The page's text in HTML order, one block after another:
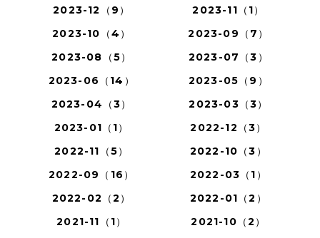
2023-12（9）
2023-11（1）
2023-10（4）
2023-09（7）
2023-08（5）
2023-07（3）
2023-06（14）
2023-05（9）
2023-04（3）
2023-03（3）
2023-01（1）
2022-12（3）
2022-11（5）
2022-10（3）
2022-09（16）
2022-03（1）
2022-02（2）
2022-01（2）
2021-11（1）
2021-10（2）